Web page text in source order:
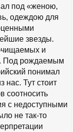
под «женою,
одеждою для
звезды.
и
Под рождаемым
понимал
нас. Тут стоит
соотносить
с недоступными
не так-то